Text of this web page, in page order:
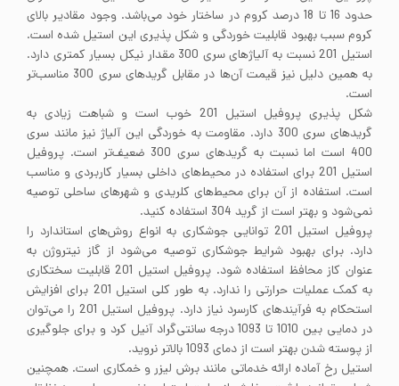
حدود 16 تا 18 درصد کروم در ساختار خود می‌باشد. وجود مقادیر بالای
کروم سبب بهبود قابلیت خوردگی و شکل پذیری این استیل شده است.
استیل 201 نسبت به آلیاژهای سری 300 مقدار نیکل بسیار کمتری دارد.
به همین دلیل نیز قیمت آن‌ها در مقابل گریدهای سری 300 مناسب‌تر
است.
شکل پذیری پروفیل استیل 201 خوب است و شباهت زیادی به
گریدهای سری 300 دارد. مقاومت به خوردگی این آلیاژ نیز مانند سری
400 است اما نسبت به گریدهای سری 300 ضعیف‌تر است. پروفیل
استیل 201 برای استفاده در محیط‌های داخلی بسیار کاربردی و مناسب
است. استفاده از آن برای محیط‌های کلریدی و شهرهای ساحلی توصیه
نمی‌شود و بهتر است از گرید 304 استفاده کنید.
پروفیل استیل 201 توانایی جوشکاری به انواع روش‌های استاندارد را
دارد. برای بهبود شرایط جوشکاری توصیه می‌شود از گاز نیتروژن به
عنوان کاز محافظ استفاده شود. پروفیل استیل 201 قابلیت سختکاری
به کمک عملیات حرارتی را ندارد. به طور کلی استیل 201 برای افزایش
استحکام به فرآیندهای کارسرد نیاز دارد. پروفیل استیل 201 را می‌توان
در دمایی بین 1010 تا 1093 درجه سانتی‌گراد آنیل کرد و برای جلوگیری
از پوسته شدن بهتر است از دمای 1093 بالاتر نروید.
استیل رخ آماده ارائه خدماتی مانند برش لیزر و خمکاری است. همچنین